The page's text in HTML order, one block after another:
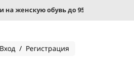
женскую обувь до 95%!
Вход / Регистрация